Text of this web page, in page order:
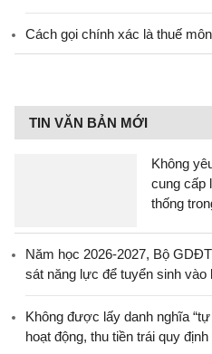
Cách gọi chính xác là thuế
TIN VĂN BẢN MỚI
Không
cung cấp
thống
Năm học 2026-2027, Bộ
sát năng lực để tuyển sinh vào
Không được lấy danh nghĩa
hoạt động, thu tiền trái quy định